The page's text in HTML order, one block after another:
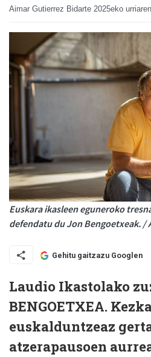
Aimar Gutierrez Bidarte 2025eko
Euskara ikasleen eguneroko
defendatu du Jon Bengoetxeak. /
Gehitu gaitzazu Googlen
Laudio Ikastolako
BENGOETXEA.
euskalduntzeaz
atzerapausoen